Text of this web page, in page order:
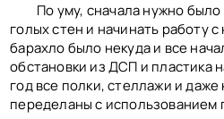
По уму, сначала нужно
голых стен и начинать работу
барахло было некуда и все
обстановки из ДСП и пластика
год все полки, стеллажи и
переделаны с использованием